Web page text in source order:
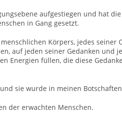
aufgestiegen und hat
in Gang gesetzt.
Körpers, jedes seiner
auf jeden seiner Gedanken und
Energien füllen, die diese
sie wurde in meinen
der erwachten Menschen.